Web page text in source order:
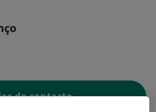
do contacto